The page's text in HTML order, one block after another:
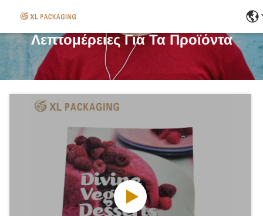
Λεπτομέρειες Για Τα Προϊόντα